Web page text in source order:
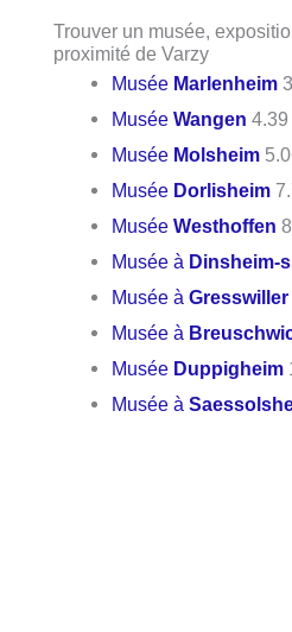
Trouver un musée,
proximité de Varzy
Musée Marlenheim
MuséeWangen
Musée Molsheim
Musée Dorlisheim
MuséeWesthoffen
Musée à Dinsheim-
Musée àGresswiller
Musée à
Musée Duppigheim
Musée à